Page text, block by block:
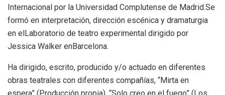
Internacional por la Universidad Complutense de Madrid.Se
formó en interpretación, dirección escénica y dramaturgia
en elLaboratorio de teatro experimental dirigido por
Jessica Walker enBarcelona.
Ha dirigido, escrito, producido y/o actuado en diferentes
obras teatrales con diferentes compañías, “Mirta en